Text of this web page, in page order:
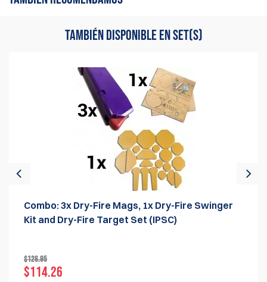
una reseña
TAMBIÉN DISPONIBLE EN SET(S)
Combo: 3x Dry-Fire Mags, 1x Dry-Fire Swinger
Kit and Dry-Fire Target Set (IPSC)
$126.95
$114.26